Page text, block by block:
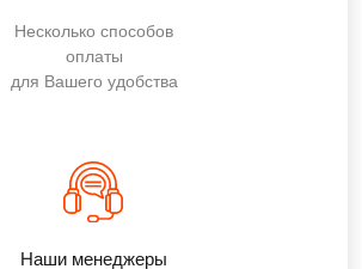
Наши менеджеры
Несколько способов
оплаты
для Вашего удобства